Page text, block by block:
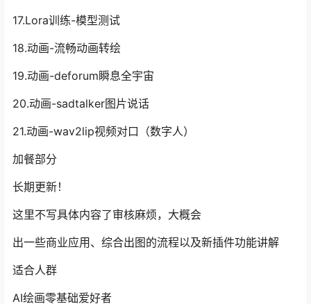
17.Lora训练-模型测试
18.动画-流畅动画转绘
19.动画-deforum瞬息全宇宙
20.动画-sadtalker图片说话
21.动画-wav2lip视频对口（数字人）
加餐部分
长期更新！
这里不写具体内容了审核麻烦，大概会
出一些商业应用、综合出图的流程以及新插件功能讲解
适合人群
AI绘画零基础爱好者